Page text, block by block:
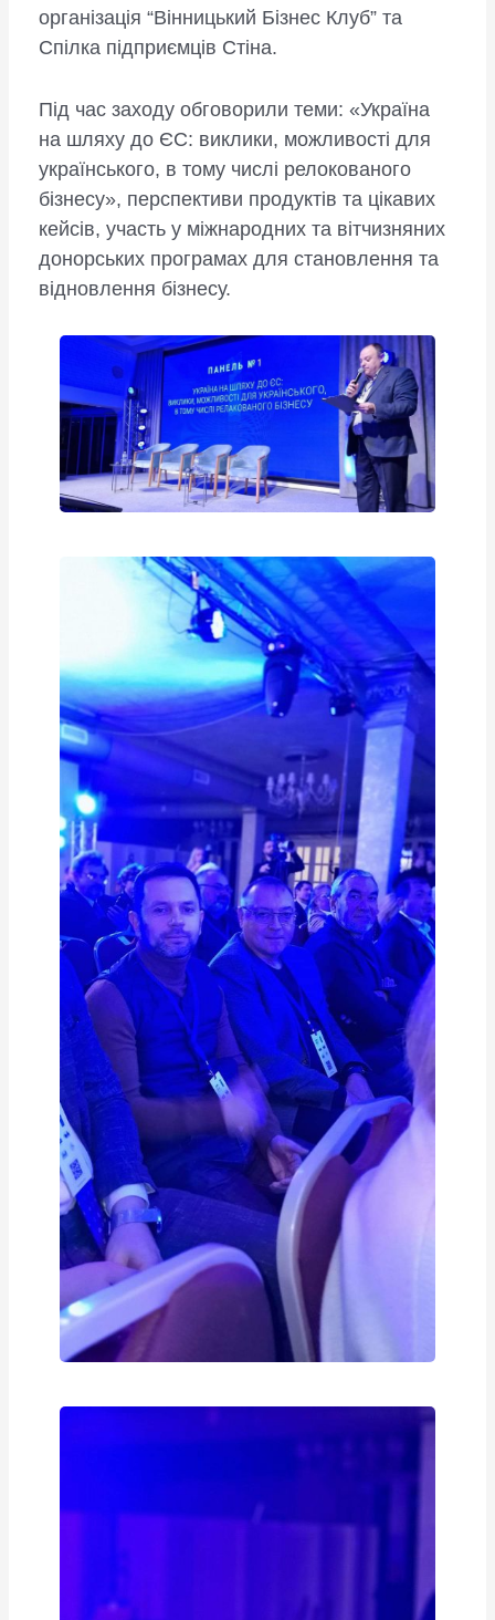
організація “Вінницький Бізнес Клуб” та
Спілка підприємців Стіна.
Під час заходу обговорили теми: «Україна
на шляху до ЄС: виклики, можливості для
українського, в тому числі релокованого
бізнесу», перспективи продуктів та цікавих
кейсів, участь у міжнародних та вітчизняних
донорських програмах для становлення та
відновлення бізнесу.